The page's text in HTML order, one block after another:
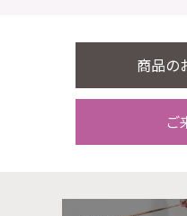
商品の
ご